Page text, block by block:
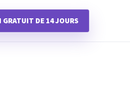
GRATUIT DE 14 JOURS